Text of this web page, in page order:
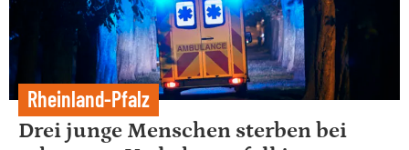
Rheinland-Pfalz
Drei junge Menschen sterben bei